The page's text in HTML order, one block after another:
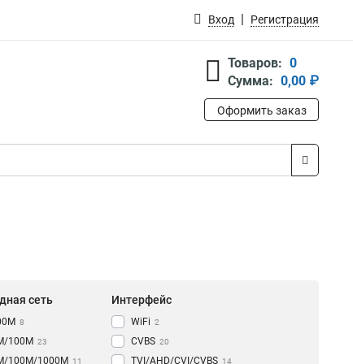
Вход Регистрация
Товаров: 0
Сумма: 0,00 ₽
Оформить заказ
сеть
8
100M 23
100M/1000М 11
Интерфейс
WiFi 2
CVBS 20
TVI/AHD/CVI/CVBS 14